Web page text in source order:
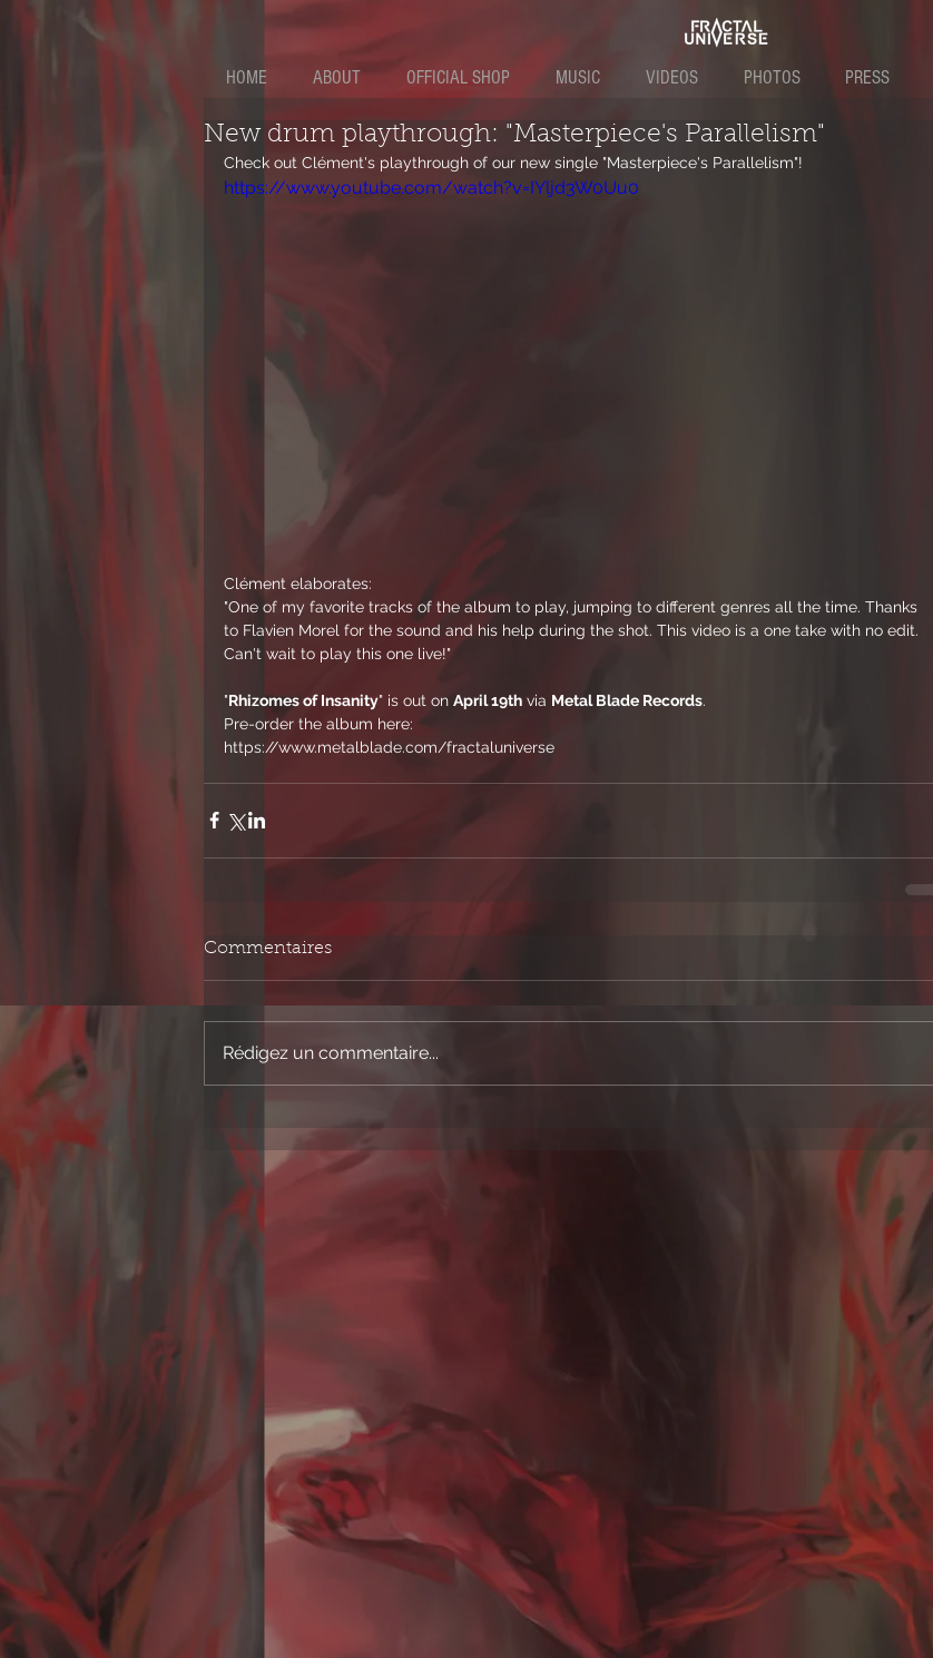
HOME ABOUT OFFICIAL SHOP MUSIC VIDEOS PHOTOS PRESS
New drum playthrough: "Masterpiece's Parallelism"
Check out Clément's playthrough of our new single "Masterpiece's Parallelism"!
https://www.youtube.com/watch?v=IYljd3W0Uu0
Clément elaborates:
"One of my favorite tracks of the album to play, jumping to different genres all the time. Thanks
to Flavien Morel for the sound and his help during the shot. This video is a one take with no edit.
Can't wait to play this one live!"
"Rhizomes of Insanity" is out on April 19th via Metal Blade Records.
Pre-order the album here:
https://www.metalblade.com/fractaluniverse
Commentaires
Rédigez un commentaire...